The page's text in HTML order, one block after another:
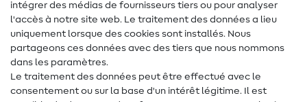
Aide & contact
Contact
Changement de propriétaire
FAQ
intégrer des médias de fournisseurs tiers ou pour analyser
l'accès à notre site web. Le traitement des données a lieu
uniquement lorsque des cookies sont installés. Nous
partageons ces données avec des tiers que nous nommons
dans les paramètres.
Le traitement des données peut être effectué avec le
consentement ou sur la base d'un intérêt légitime. Il est